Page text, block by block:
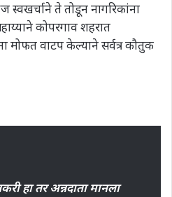
ते तोडून नागरिकांना
कोपरगाव शहरात
मोफत वाटप केल्याने सर्वत्र कौतुक
हा तर अन्नदाता मानला